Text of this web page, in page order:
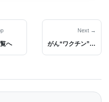
イノシトール (GPIs)
はタンパク質のアンカ
ている。細胞膜中の糖
へ
Next →
がん“ワクチン”の転移性がん治療と予防に期待